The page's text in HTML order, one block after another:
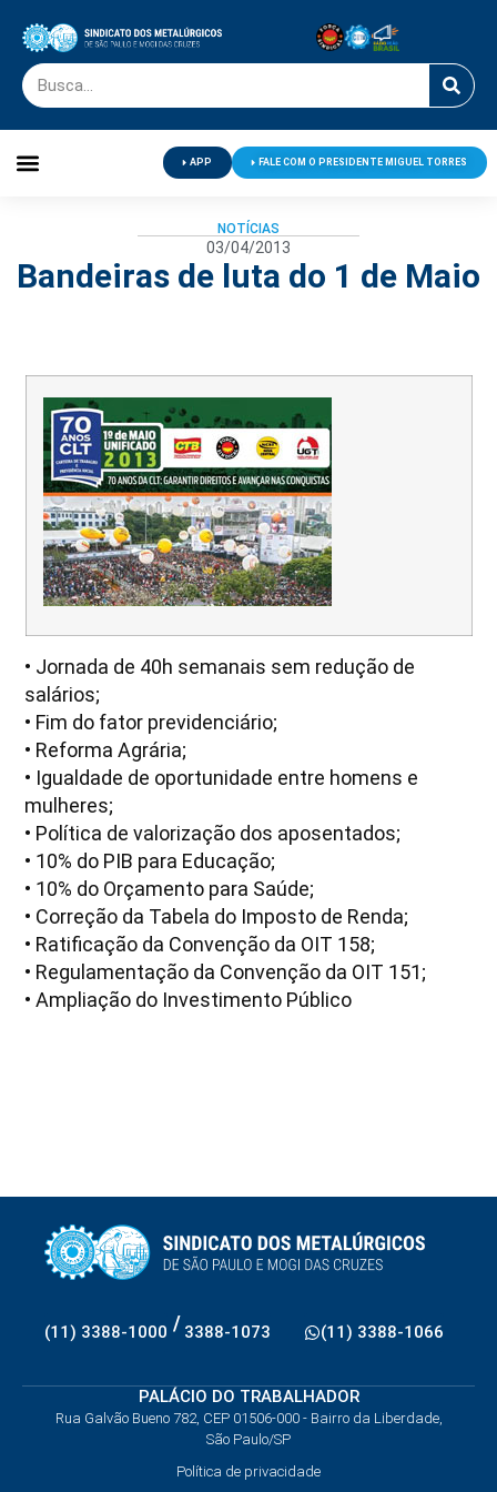
APP FALE COM O PRESIDENTE MIGUEL TORRES
NOTÍCIAS
03/04/2013
Bandeiras de luta do 1 de Maio
• Jornada de 40h semanais sem redução de
salários;
• Fim do fator previdenciário;
• Reforma Agrária;
• Igualdade de oportunidade entre homens e
mulheres;
• Política de valorização dos aposentados;
• 10% do PIB para Educação;
• 10% do Orçamento para Saúde;
• Correção da Tabela do Imposto de Renda;
• Ratificação da Convenção da OIT 158;
• Regulamentação da Convenção da OIT 151;
• Ampliação do Investimento Público
(11) 3388-1000 / 3388-1073 (11) 3388-1066
PALÁCIO DO TRABALHADOR
Rua Galvão Bueno 782, CEP 01506-000 - Bairro da Liberdade,
São Paulo/SP
Política de privacidade